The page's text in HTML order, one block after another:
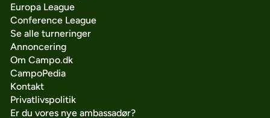
Europa League
Conference League
Se alle turneringer
Annoncering
Om Campo.dk
CampoPedia
Kontakt
Privatlivspolitik
Er du vores nye ambassadør?